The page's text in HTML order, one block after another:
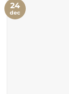
24
dec